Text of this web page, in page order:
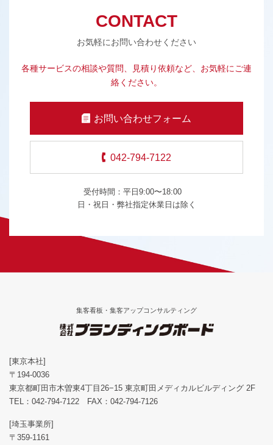
CONTACT
お気軽にお問い合わせください
各種サービスの相談や質問、見積り依頼など、お気軽にご連
絡ください。
お問い合わせフォーム
042-794-7122
受付時間：平日9:00〜18:00
日・祝日・弊社指定休業日は除く
集客看板・集客アップコンサルティング
[東京本社]
〒194-0036
東京都町田市木曽東4丁目26−15 東京町田メディカルビルディング 2F
TEL： 042-794-7122 FAX：042-794-7126
[埼玉事業所]
〒359-1161